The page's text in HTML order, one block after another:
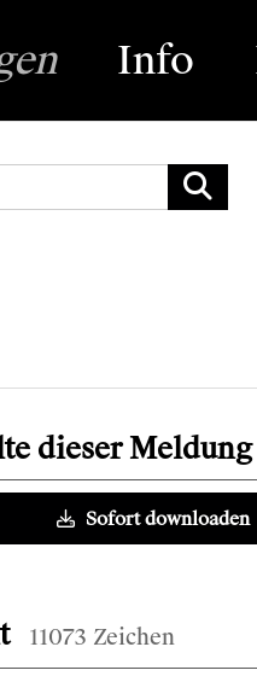
Info
dieser
Sofort downloaden
11073 Zeichen